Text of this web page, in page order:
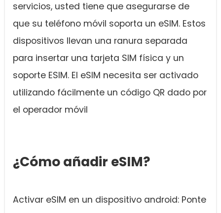
servicios, usted tiene que asegurarse de
que su teléfono móvil soporta un eSIM. Estos
dispositivos llevan una ranura separada
para insertar una tarjeta SIM física y un
soporte ESIM. El eSIM necesita ser activado
utilizando fácilmente un código QR dado por
el operador móvil
¿Cómo añadir eSIM?
Activar eSIM en un dispositivo android: Ponte